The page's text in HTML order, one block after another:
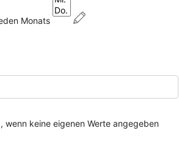
Monats
wenn keine eigenen Werte angegeben